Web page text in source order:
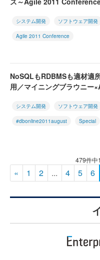
システム開発 ソフトウェア開発
Agile 2011 Conference
NoSQLもRDBMSも適材適
用／マイニングブラウニー
システム開発 ソフトウェア開発
#dbonline2011august Special
479件中
« 1 2 ... 4 5 6